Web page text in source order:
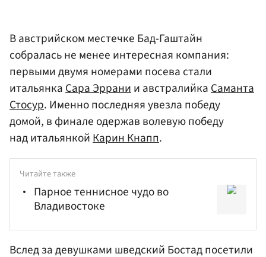
В австрийском местечке Бад-Гаштайн
собралась не менее интересная компания:
первыми двумя номерами посева стали
итальянкаСара Эррании австралийкаСаманта
Стосур. Именно последняя увезла победу
домой, в финале одержав волевую победу
над итальянкойКарин Кнапп.
Читайте также
Парное теннисное чудо во
Владивостоке
Вслед за девушками шведский Бостад посетили